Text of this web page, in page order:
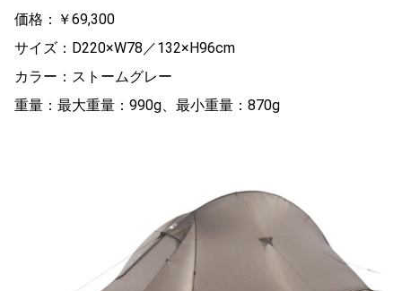
価格：￥69,300
サイズ：D220×W78／132×H96cm
カラー：ストームグレー
重量：最大重量：990g、最小重量：870g